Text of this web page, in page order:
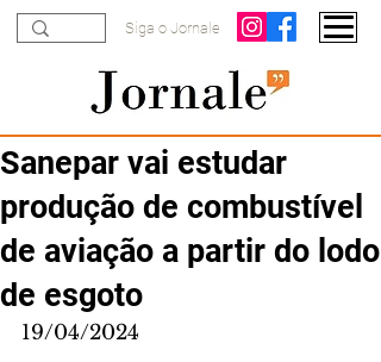
Siga o Jornale
Sanepar vai estudar
produção de combustível
de aviação a partir do lodo
de esgoto
19/04/2024